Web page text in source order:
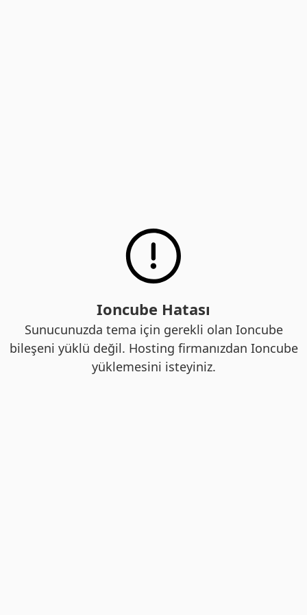
Ioncube Hatası
Sunucunuzda tema için gerekli olan Ioncube
bileşeni yüklü değil. Hosting firmanızdan Ioncube
yüklemesini isteyiniz.